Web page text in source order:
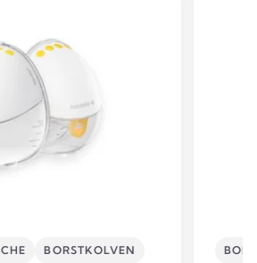
BORSTKOLVEN